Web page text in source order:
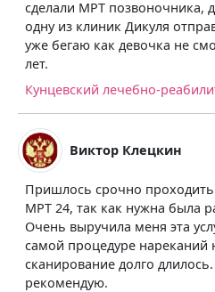
сделали МРТ позвоночника,
одну из клиник Дикуля
уже бегаю как девочка не
лет.
Кунцевский лечебно-
Виктор Клецкин
Пришлось срочно
МРТ 24, так как нужна была
Очень выручила меня эта
самой процедуре нареканий
сканирование долго
рекомендую.